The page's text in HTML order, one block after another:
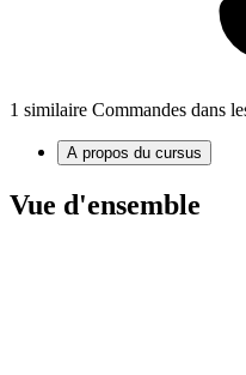
1 similaire Commandes dans
A propos du cursus
Vue d'ensemble